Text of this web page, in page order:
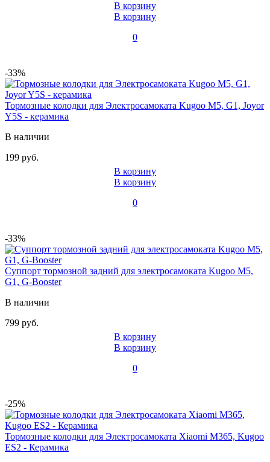
В корзину
В корзину
0
-33%
Тормозные колодки для Электросамоката Kugoo М5, G1, Joyor
Y5S - керамика
В наличии
199 руб.
В корзину
В корзину
0
-33%
Суппорт тормозной задний для электросамоката Kugoo M5,
G1, G-Booster
В наличии
799 руб.
В корзину
В корзину
0
-25%
Тормозные колодки для Электросамоката Xiaomi M365, Kugoo
ES2 - Керамика